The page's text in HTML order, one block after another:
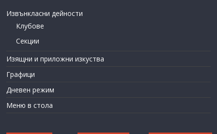
Извънкласни дейности
Клубове
Секции
Изящни и приложни изкуства
Графици
Дневен режим
Меню в стола